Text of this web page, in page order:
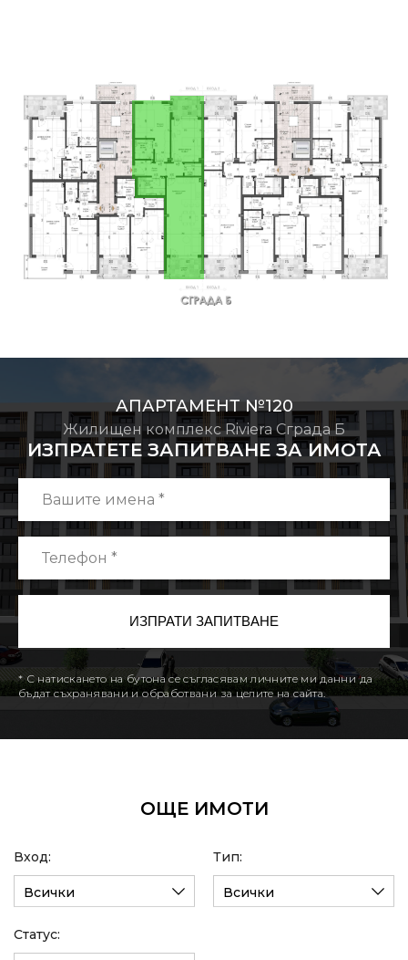
АПАРТАМЕНТ №120
Жилищен комплекс Riviera Сграда Б
ИЗПРАТЕТЕ ЗАПИТВАНЕ ЗА ИМОТА
* С натискането на бутона се съгласявам личните ми данни да
бъдат съхранявани и обработвани за целите на сайта.
ОЩЕ ИМОТИ
Вход:
Всички
Тип:
Всички
Статус: